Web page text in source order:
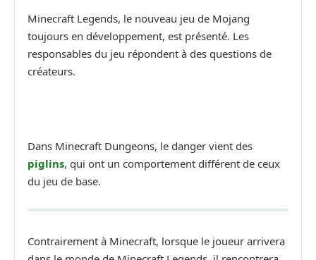
Minecraft Legends, le nouveau jeu de Mojang
toujours en développement, est présenté. Les
responsables du jeu répondent à des questions de
créateurs.
Dans Minecraft Dungeons, le danger vient des
piglins, qui ont un comportement différent de ceux
du jeu de base.
Contrairement à Minecraft, lorsque le joueur arrivera